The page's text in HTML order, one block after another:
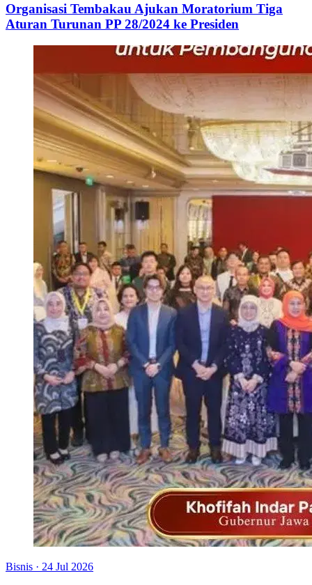
Organisasi Tembakau Ajukan Moratorium Tiga
Aturan Turunan PP 28/2024 ke Presiden
Bisnis · 24 Jul 2026